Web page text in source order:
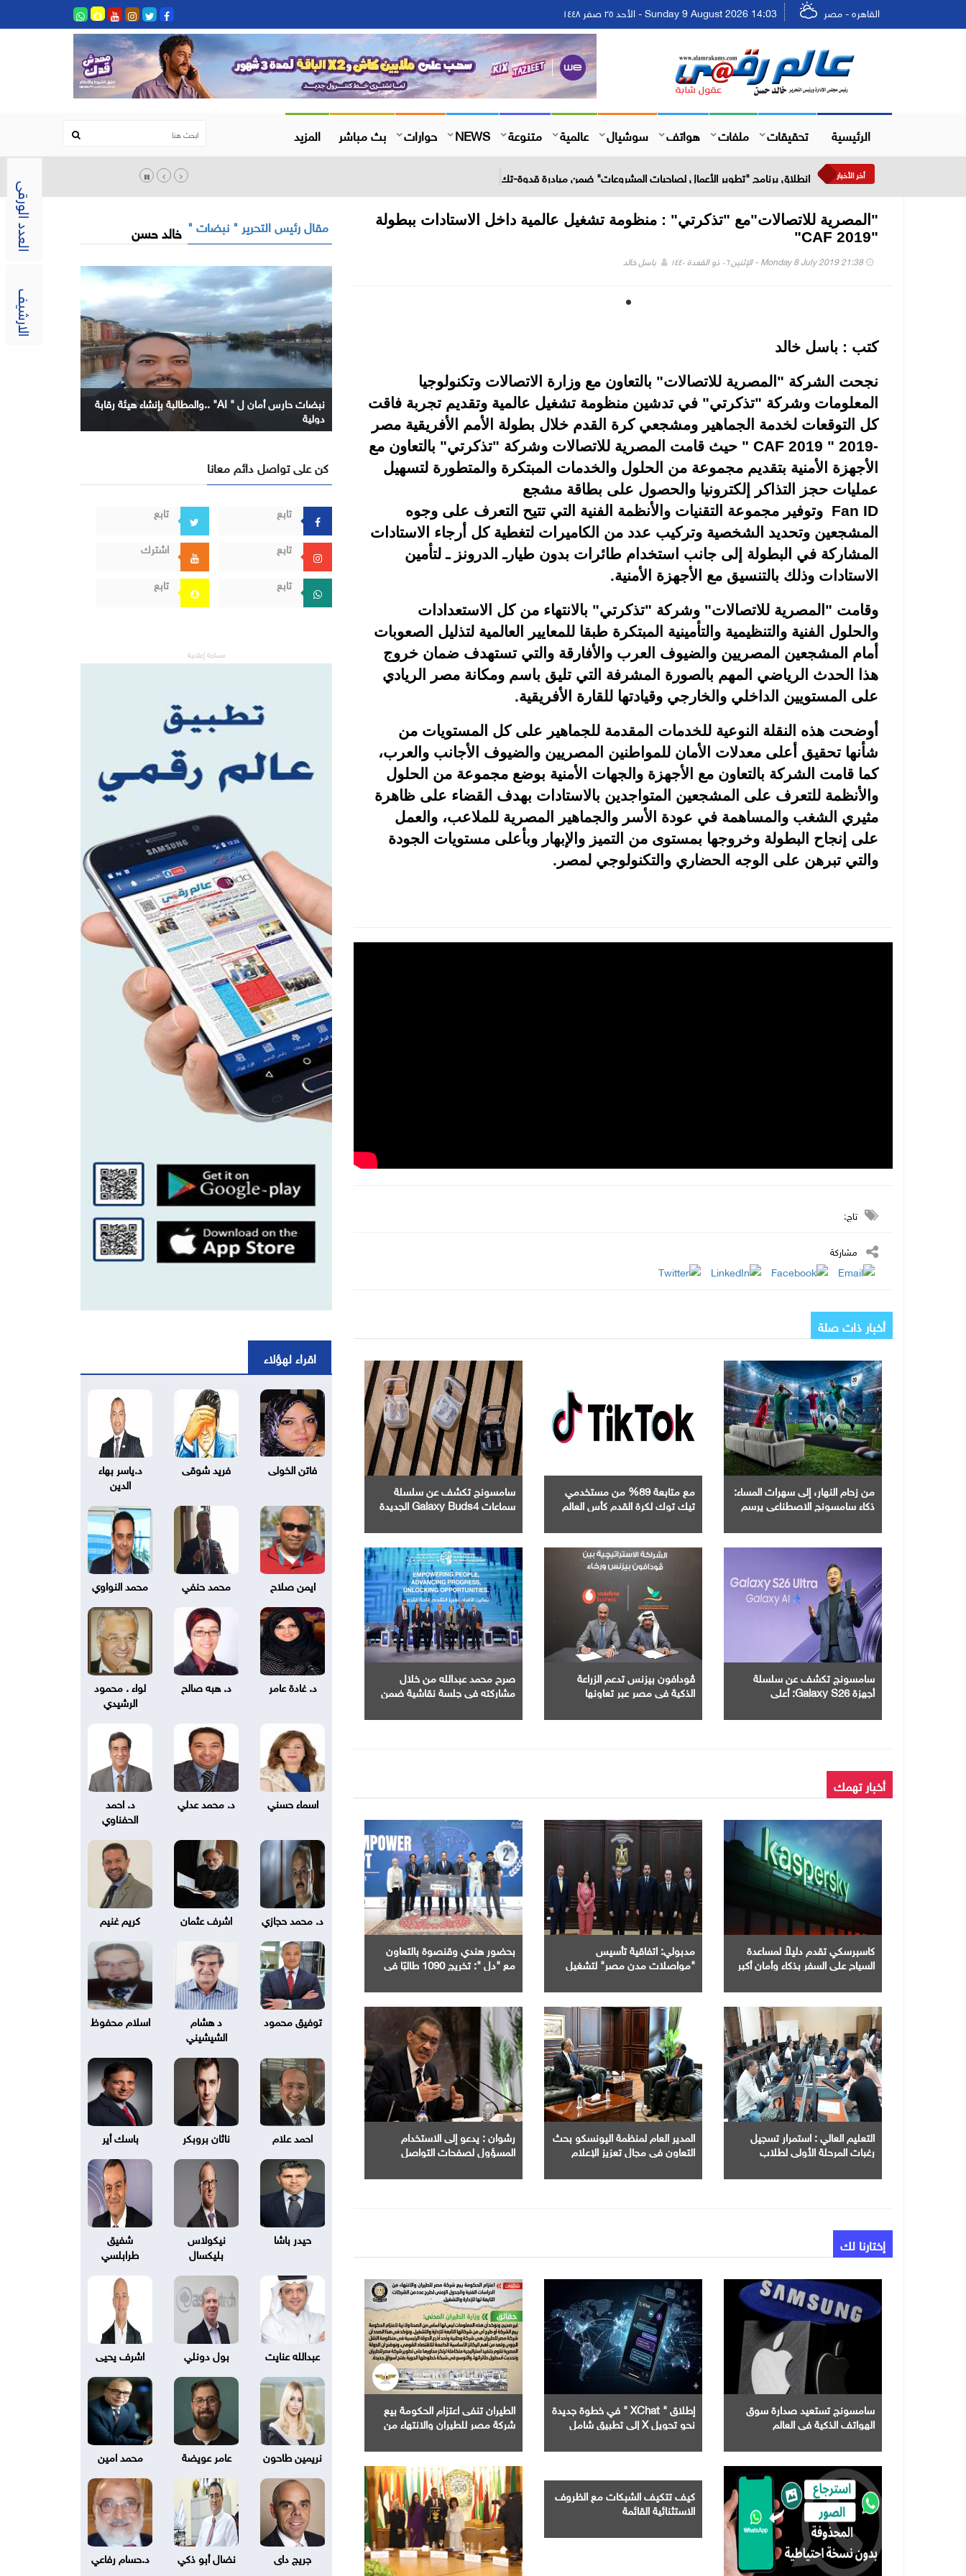
العدد الورقى
الارشيف
القاهره - مصر Sunday 9 August 2026 14:03 - الأحد ٢٥ صفر ١٤٤٨
الرئيسية تحقيقات ملفات هواتف سوشيال عالمية متنوعة NEWS حوارات بث مباشر المزيد
أخر الأخبار انطلاق برنامج "تطوير الأعمال لصاحبات المشروعات" ضمن مبادرة قدوة-تك
"المصرية للاتصالات"مع "تذكرتي" : منظومة تشغيل عالمية داخل الاستادات ببطولة
"2019
CAF
"
Monday 8 July 2019 21:38 - الإثنين ٠٦ ذو القعدة ١٤٤٠ باسل خالد
كتب : باسل خالد
نجحت الشركة "المصرية للاتصالات" بالتعاون مع وزارة الاتصالات وتكنولوجيا
المعلومات وشركة "تذكرتي" في تدشين منظومة تشغيل عالمية وتقديم تجربة فاقت
كل التوقعات لخدمة الجماهير ومشجعي كرة القدم خلال بطولة الأمم الأفريقية مصر
-2019 "
CAF 2019
" حيث قامت المصرية للاتصالات وشركة "تذكرتي" بالتعاون مع
الأجهزة الأمنية بتقديم مجموعة من الحلول والخدمات المبتكرة والمتطورة لتسهيل
عمليات حجز التذاكر إلكترونيا والحصول على بطاقة مشجع
Fan ID وتوفير مجموعة التقنيات والأنظمة الفنية التي تتيح التعرف على وجوه
المشجعين وتحديد الشخصية وتركيب عدد من الكاميرات لتغطية كل أرجاء الاستادات
المشاركة في البطولة إلى جانب استخدام طائرات بدون طيارـ الدرونز ـ لتأمين
الاستادات وذلك بالتنسيق مع الأجهزة الأمنية.
وقامت "المصرية للاتصالات" وشركة "تذكرتي" بالانتهاء من كل الاستعدادات
والحلول الفنية والتنظيمية والتأمينية المبتكرة طبقا للمعايير العالمية لتذليل الصعوبات
أمام المشجعين المصريين والضيوف العرب والأفارقة والتي تستهدف ضمان خروج
هذا الحدث الرياضي المهم بالصورة المشرفة التي تليق باسم ومكانة مصر الريادي
على المستويين الداخلي والخارجي وقيادتها للقارة الأفريقية.
أوضحت هذه النقلة النوعية للخدمات المقدمة للجماهير على كل المستويات من
شأنها تحقيق أعلى معدلات الأمان للمواطنين المصريين والضيوف الأجانب والعرب،
كما قامت الشركة بالتعاون مع الأجهزة والجهات الأمنية بوضع مجموعة من الحلول
والأنظمة للتعرف على المشجعين المتواجدين بالاستادات بهدف القضاء على ظاهرة
مثيري الشغب والمساهمة في عودة الأسر والجماهير المصرية للملاعب، والعمل
على إنجاح البطولة وخروجها بمستوى من التميز والإبهار وبأعلى مستويات الجودة
والتي تبرهن على الوجه الحضاري والتكنولوجي لمصر.
تاج:
مشاركة
أخبار ذات صلة
من زحام النهار، إلى سهرات المساء:
ذكاء سامسونج الاصطناعي يرسم
في الشرق الأوسط وشمال إفريقيا
مع متابعة 89% من مستخدمي
تيك توك لكرة القدم كأس العالم
الجماهيري في مصر
سامسونج تكشف عن سلسلة
سماعات Galaxy Buds4 الجديدة
سامسونج تكشف عن سلسلة
أجهزة Galaxy S26: أعلى
أجهزة جالاكسي حتى الآن
ڤودافون بيزنس تدعم الزراعة
الذكية في مصر عبر تعاونها
صرح محمد عبدالله من خلال
مشاركته في جلسة نقاشية ضمن
العالمي للسكان والصحة والتنمية
أخبار تهمك
كاسبرسكي تقدم دليلاً لمساعدة
السياح على السفر بذكاء وأمان أكبر
مدبولي: اتفاقية تأسيس
"مواصلات مدن مصر" لتشغيل
العمرانية الجديدة
بحضور هندي وقنصوة بالتعاون
مع "دل ": تخريج 1090 طالبًا في
قدرات الجامعات في مجال " AI "
التعليم العالي : استمرار تسجيل
رغبات المرحلة الأولى لطلاب
المدير العام لمنظمة اليونسكو بحث
التعاون في مجال تعزيز الإعلام
رشوان : يدعو إلى الاستخدام
المسؤول لصفحات التواصل
إختارنا لك
سامسونج تستعيد صدارة سوق
الهواتف الذكية في العالم
إطلاق " XChat " في خطوة جديدة
نحو تحويل X إلى تطبيق شامل
الطيران تنفى اعتزام الحكومة بيع
شركة مصر للطيران والانتهاء من
لطرح عدد من الشركات التابعة لها
كيف تتكيف الشبكات مع الظروف
الاستثنائية القائمة
مقال رئيس التحرير " نبضات " خالد حسن
نبضات حارس أمان ل " AI" ..والمطالبة بإنشاء هيئة رقابة
دولية
كن على تواصل دائم معانا
تابع
تابع
تابع
اشترك
تابع
تابع
مساحة إعلانية
اقراء لهؤلاء
فاتن الخولى فريد شوقى
د.ياسر بهاء
الدين
ايمن صلاح محمد حنفي محمد النواوي
د. غادة عامر د. هبه صالح
لواء . محمود
الرشيدي
اسماء حسني د. محمد عدلي
د. احمد
الحفناوي
د. محمد حجازي اشرف عثمان كريم غنيم
توفيق محمود
د هشام
الشيشيني
اسلام محفوظ
احمد علام ناثان بروبكر باسك أير
حيدر باشا
نيكولاس
بليكسال
شفيق
طرابلسي
عبدالله عنايت بول دونلي اشرف يحيى
نريمين طاحون عامر عويضة محمد امين
جريج داى نضال أبو ذكي د.حسام رفاعي